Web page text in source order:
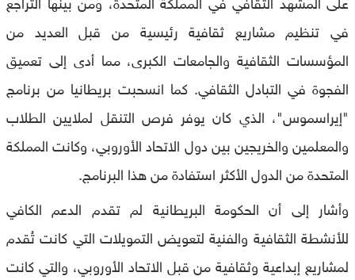
في تنظيم مشاريع ثقافية رئيسية من قبل العديد من
المؤسسات الثقافية والجامعات الكبرى، مما أدى إلى تعميق
الفجوة في التبادل الثقافي. كما انسحبت بريطانيا من برنامج
"إيراسموس"، الذي كان يوفر فرص التنقل لملايين الطلاب
والمعلمين والخريجين بين دول الاتحاد الأوروبي، وكانت المملكة
المتحدة من الدول الأكثر استفادة من هذا البرنامج.
وأشار إلى أن الحكومة البريطانية لم تقدم الدعم الكافي
للأنشطة الثقافية والفنية لتعويض التمويلات التي كانت تُقدم
لمشاريع إبداعية وثقافية من قبل الاتحاد الأوروبي، والتي كانت